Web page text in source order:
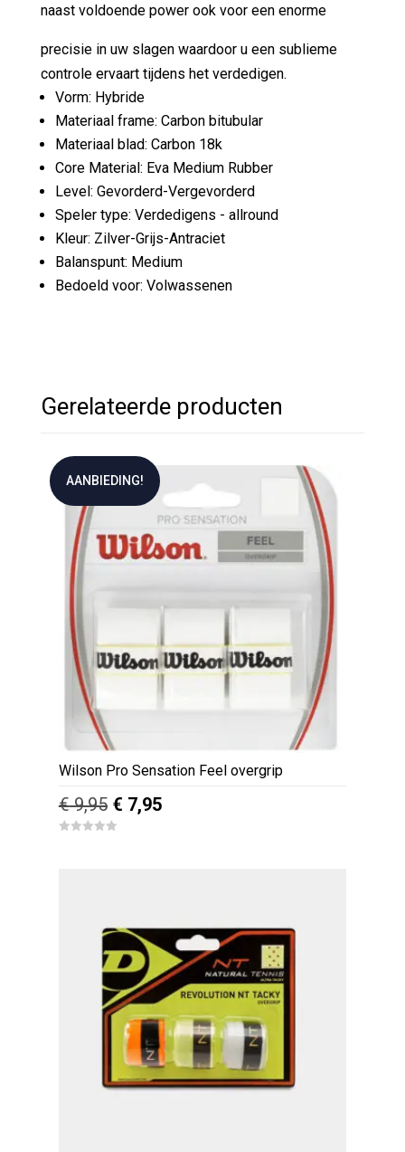
naast voldoende power ook voor een enorme
precisie in uw slagen waardoor u een sublieme
controle ervaart tijdens het verdedigen.
Vorm: Hybride
Materiaal frame: Carbon bitubular
Materiaal blad: Carbon 18k
Core Material: Eva Medium Rubber
Level: Gevorderd-Vergevorderd
Speler type: Verdedigens - allround
Kleur: Zilver-Grijs-Antraciet
Balanspunt: Medium
Bedoeld voor: Volwassenen
Gerelateerde producten
AANBIEDING!
Wilson Pro Sensation Feel overgrip
€9,95 Oorspronkelijke
prijs
€ 7,95Huidige